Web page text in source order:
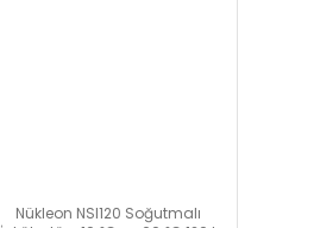
Nükleon NSI120 Soğutmalı